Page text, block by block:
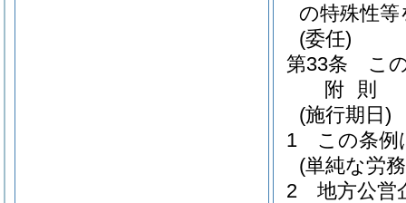
の特殊性
(委任)
第33条
こ
附 則
(施行期日)
1
この条例
(単純な労
2
地方公営